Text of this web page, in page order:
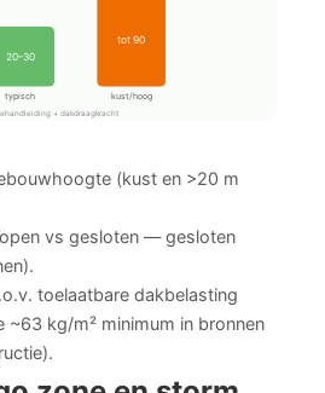
20–30
typisch
tot 90
kust/hoog
+ dakdraagkracht
(kust en >20 m
vs gesloten — gesloten
toelaatbare dakbelasting
~63 kg/m² minimum in bronnen